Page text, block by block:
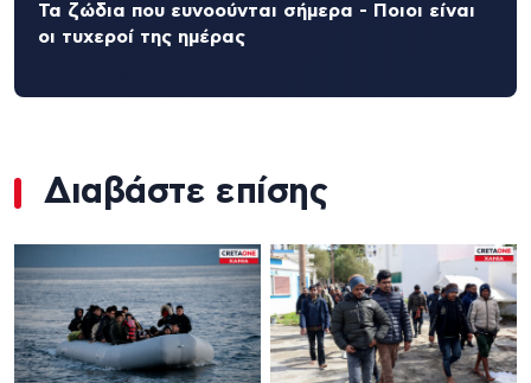
Τα ζώδια που ευνοούνται σήμερα - Ποιοι είναι
οι τυχεροί της ημέρας
Διαβάστε επίσης